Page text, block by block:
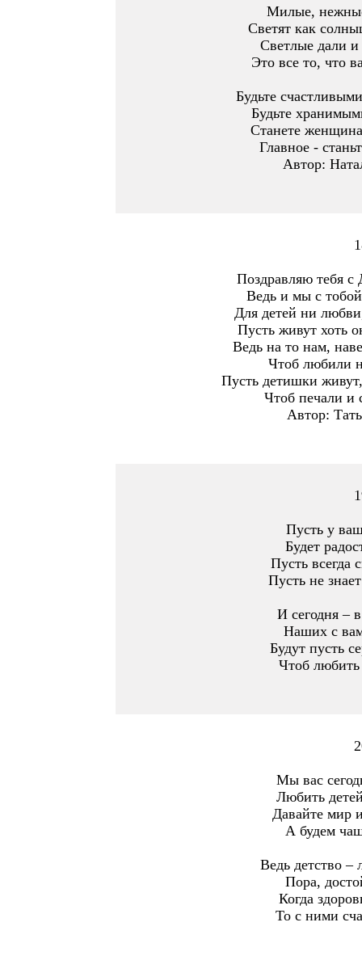
Милые,
Светят как
Светлые дали и
Это все то, что
Будьте
Будьте
Станете
Главное -
Автор:
Поздравляю тебя
Ведь и мы с
Для детей ни
Пусть живут хоть
Ведь на то нам,
Чтоб любили
Пусть детишки
Чтоб печали и
Автор:
Пусть у
Будет
Пусть всегда
Пусть не
И сегодня –
Наших с
Будут пусть
Чтоб любить
Мы вас
Любить
Давайте мир
А будем
Ведь детство –
Пора,
Когда
То с ними